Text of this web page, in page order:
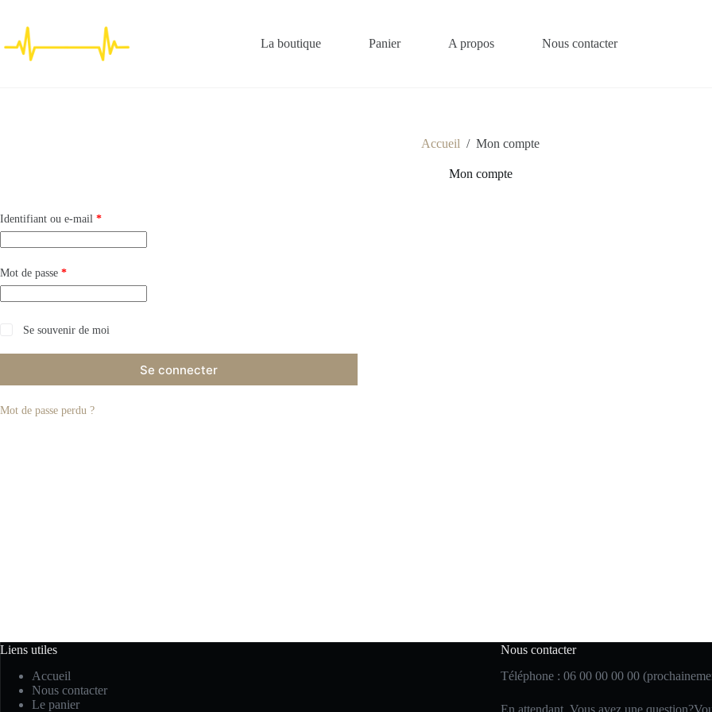
contenu
La boutique Panier A propos Nous contacter
Accueil / Mon compte
Mon compte
Identifiant ou e-mail *Obligatoire
Mot de passe *Obligatoire
Se souvenir de moi
Se connecter
Mot de passe perdu ?
Liens utiles
Accueil
Nous contacter
Le panier
Nous contacter
Téléphone : 06 00 00 00 00
En attendant, Vous avez une